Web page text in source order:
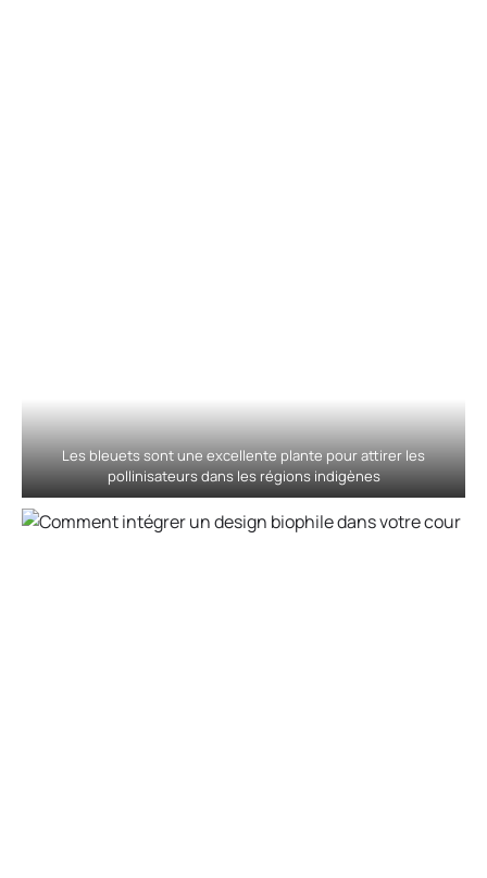
Les bleuets sont une excellente plante pour attirer les
pollinisateurs dans les régions indigènes